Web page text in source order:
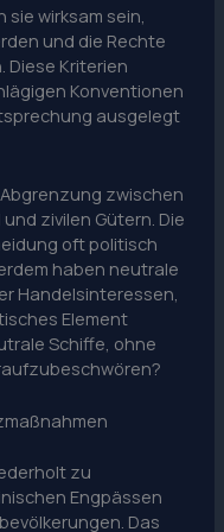
wirksam sein,
und die Rechte
Diese Kriterien
Konventionen
ausgelegt
zwischen
zivilen Gütern. Die
oft politisch
haben neutrale
Handelsinteressen,
Element
Schiffe, ohne
zu
Engpässen
Das